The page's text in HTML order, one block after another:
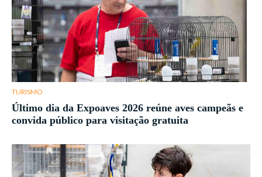
TURISMO
Último dia da Expoaves 2026 reúne aves campeãs e
convida público para visitação gratuita